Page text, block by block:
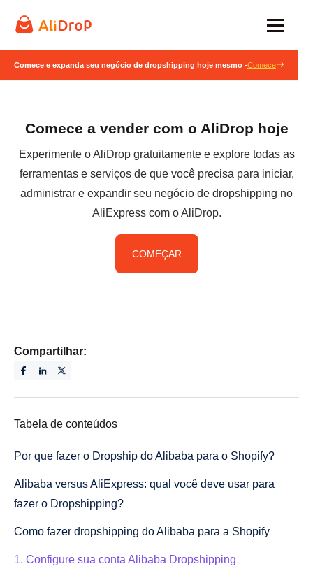
Comece e expanda seu negócio de dropshipping hoje mesmo -Comece
Comece a vender com o AliDrop hoje
Experimente o AliDrop gratuitamente e explore todas as
ferramentas e serviços de que você precisa para iniciar,
administrar e expandir seu negócio de dropshipping no
AliExpress com o AliDrop.
COMEÇAR
Compartilhar:
Tabela de conteúdos
Por que fazer o Dropship do Alibaba para o Shopify?
Alibaba versus AliExpress: qual você deve usar para
fazer o Dropshipping?
Como fazer dropshipping do Alibaba para a Shopify
1. Configure sua conta Alibaba Dropshipping